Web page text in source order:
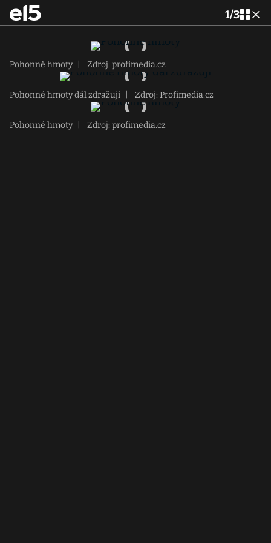
1/3
Pohonné hmoty Zdroj: profimedia.cz
Pohonné hmoty dál zdražují Zdroj: Profimedia.cz
Pohonné hmoty Zdroj: profimedia.cz